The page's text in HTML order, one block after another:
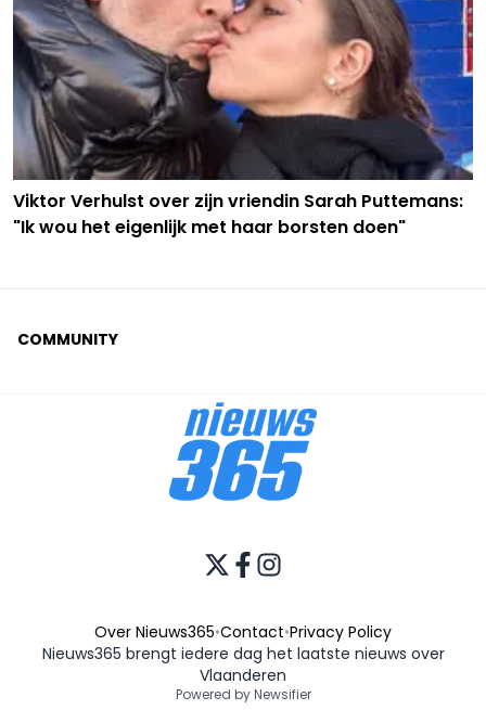
Viktor Verhulst over zijn vriendin Sarah Puttemans:
"Ik wou het eigenlijk met haar borsten doen"
COMMUNITY
Over Nieuws365•Contact•Privacy Policy
Nieuws365 brengt iedere dag het laatste nieuws over
Vlaanderen
Powered by Newsifier